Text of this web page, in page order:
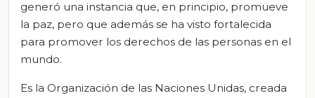
generó una instancia que, en principio, promueve
la paz, pero que además se ha visto fortalecida
para promover los derechos de las personas en el
mundo.
Es la Organización de las Naciones Unidas, creada